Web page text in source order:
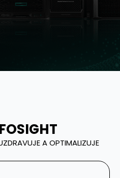
A OPTIMALIZUJE